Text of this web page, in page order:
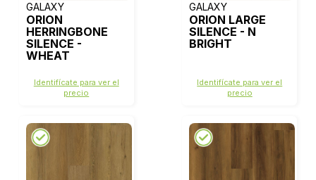
GALAXY
ORION
HERRINGBONE
SILENCE -
WHEAT
Identifícate para ver el
precio
GALAXY
ORION LARGE
SILENCE - N
BRIGHT
Identifícate para ver el
precio